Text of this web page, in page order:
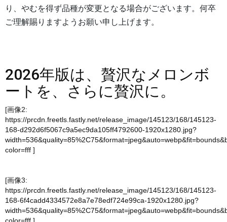
り、やむを得ず品種が変更となる場合がございます。何卒
ご理解賜りますようお願い申し上げます。
2026年版は、贅沢なメロンボ
ートを、さらに贅沢に。
[画像2:
https://prcdn.freetls.fastly.net/release_image/145123/168/145123-
168-d292d6f5067c9a5ec9da105ff4792600-1920x1280.jpg?
color=fff ]
[画像3:
https://prcdn.freetls.fastly.net/release_image/145123/168/145123-
168-6f4cadd4334572e8a7e78edf724e99ca-1920x1280.jpg?